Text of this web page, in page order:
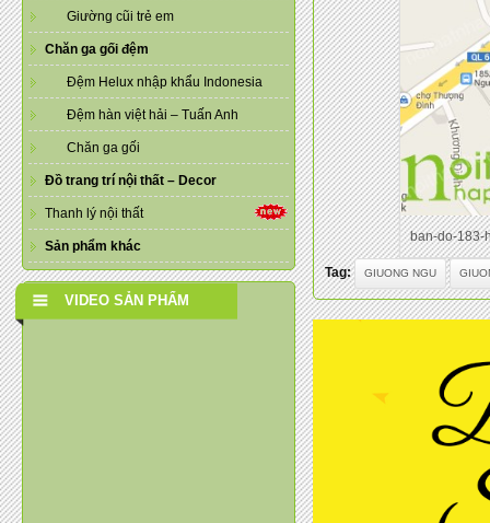
Giường cũi trẻ em
Chăn ga gối đệm
Đệm Helux nhập khẩu Indonesia
Đệm hàn việt hải – Tuấn Anh
Chăn ga gối
Đồ trang trí nội thất – Decor
Thanh lý nội thất
Sản phẩm khác
VIDEO SẢN PHẨM
ban-do-183-
Tag: GIUONG NGU